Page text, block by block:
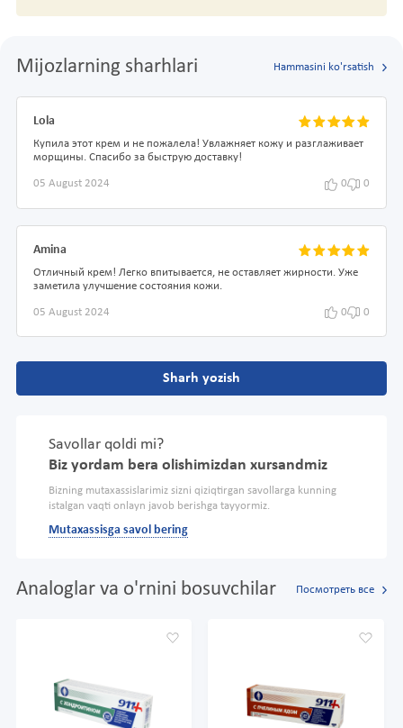
Mijozlarning sharhlari Hammasini ko'rsatish
Lola
Купила этот крем и не пожалела! Увлажняет кожу и разглаживает
морщины. Спасибо за быструю доставку!
05 August 2024 0 0
Amina
Отличный крем! Легко впитывается, не оставляет жирности. Уже
заметила улучшение состояния кожи.
05 August 2024 0 0
Sharh yozish
Savollar qoldi mi?
Biz yordam bera olishimizdan xursandmiz
Bizning mutaxassislarimiz sizni qiziqtirgan savollarga kunning
istalgan vaqti onlayn javob berishga tayyormiz.
Mutaxassisga savol bering
Analoglar va o'rnini bosuvchilar Посмотреть все